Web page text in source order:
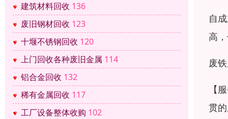
建筑材料回收 136
废旧钢材回收 123
十堰不锈钢回收 120
上门回收各种废旧金属 114
铝合金回收 132
稀有金属回收 117
工厂设备整体收购 102
自
高
废
【
贯